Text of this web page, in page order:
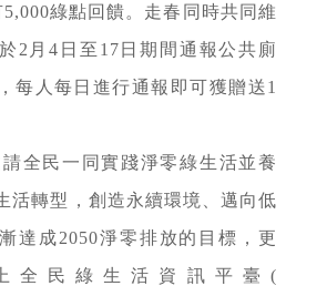
綠點回饋。走春同時共同維
2月4日至17日期間通報公共廁
每人每日進行通報即可獲贈送1
全民一同實踐淨零綠生活並養
活轉型，創造永續環境、邁向低
達成2050淨零排放的目標，更
全民綠生活資訊平臺(